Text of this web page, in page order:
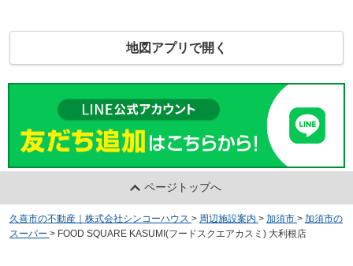
地図アプリで開く
ページトップへ
久喜市の不動産｜株式会社シンコーハウス > 周辺施設案内 > 加須市 > 加須市の
スーパー > FOOD SQUARE KASUMI(フードスクエアカスミ) 大利根店